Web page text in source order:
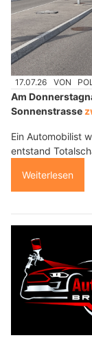
17.07.26 VON
Am
Sonnenstrasse
Ein Automobilist
entstand
Weiterlesen